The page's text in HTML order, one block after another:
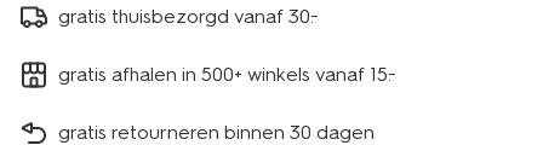
gratis thuisbezorgd vanaf 30.-
gratis afhalen in 500+ winkels vanaf 15.-
gratis retourneren binnen 30 dagen